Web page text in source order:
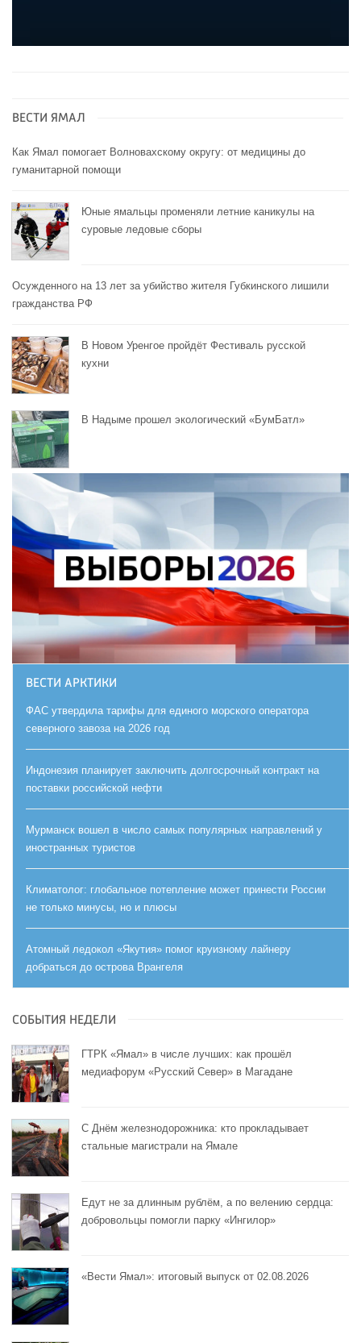
ВЕСТИ ЯМАЛ
Как Ямал помогает Волновахскому округу: от медицины до
гуманитарной помощи
Юные ямальцы променяли летние каникулы на
суровые ледовые сборы
Осужденного на 13 лет за убийство жителя Губкинского лишили
гражданства РФ
В Новом Уренгое пройдёт Фестиваль русской
кухни
В Надыме прошел экологический «БумБатл»
ВЕСТИ АРКТИКИ
ФАС утвердила тарифы для единого морского оператора
северного завоза на 2026 год
Индонезия планирует заключить долгосрочный контракт на
поставки российской нефти
Мурманск вошел в число самых популярных направлений у
иностранных туристов
Климатолог: глобальное потепление может принести России
не только минусы, но и плюсы
Атомный ледокол «Якутия» помог круизному лайнеру
добраться до острова Врангеля
СОБЫТИЯ НЕДЕЛИ
ГТРК «Ямал» в числе лучших: как прошёл
медиафорум «Русский Север» в Магадане
С Днём железнодорожника: кто прокладывает
стальные магистрали на Ямале
Едут не за длинным рублём, а по велению сердца:
добровольцы помогли парку «Ингилор»
«Вести Ямал»: итоговый выпуск от 02.08.2026